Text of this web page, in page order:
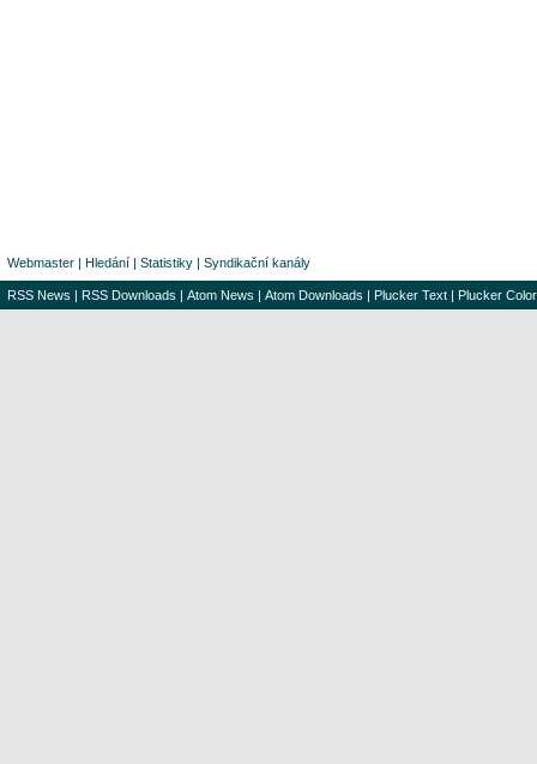
Webmaster | Hledání | Statistiky | Syndikační kanály
RSS News | RSS Downloads | Atom News | Atom Downloads | Plucker Text | Plucker Color